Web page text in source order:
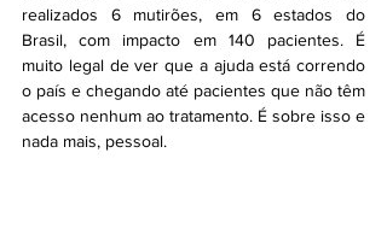
realizados 6 mutirões, em 6 estados do
Brasil, com impacto em 140 pacientes. É
muito legal de ver que a ajuda está correndo
o país e chegando até pacientes que não têm
acesso nenhum ao tratamento. É sobre isso e
nada mais, pessoal.